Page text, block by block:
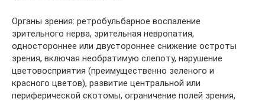
Органы зрения: ретробульбарное воспаление
зрительного нерва, зрительная невропатия,
одностороннее или двустороннее снижение остроты
зрения, включая необратимую слепоту, нарушение
цветовосприятия (преимущественно зеленого и
красного цветов), развитие центральной или
периферической скотомы, ограничение полей зрения,